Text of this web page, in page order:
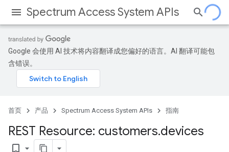
Spectrum Access System APIs
Google 会使用 AI 技术将内容翻译成您偏好的语言。AI 翻译可能包
含错误。
首页 产品 Spectrum Access System APIs 指南
REST Resource: customers.devices
bookmark_border